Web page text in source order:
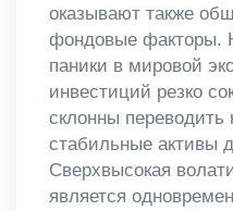
оказывают также
фондовые факторы.
паники в мировой
инвестиций резко
склонны переводить
стабильные активы
Сверхвысокая
является